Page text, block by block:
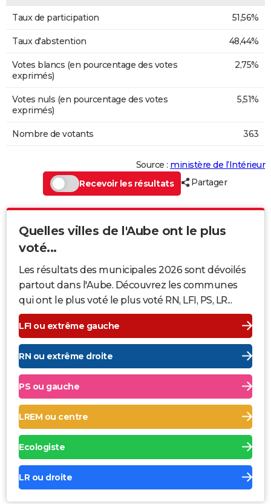
Taux de participation 51,56%
Taux d'abstention 48,44%
Votes blancs (en pourcentage des votes
exprimés)
2,75%
Votes nuls (en pourcentage des votes
exprimés)
5,51%
Nombre de votants 363
Source : ministère de l’Intérieur
Recevoir les résultats
Partager
Quelles villes de l'Aube ont le plus
voté...
Les résultats des municipales 2026 sont dévoilés
partout dans l'Aube. Découvrez les communes
qui ont le plus voté le plus voté RN, LFI, PS, LR...
LFI ou extrême gauche
RN ou extrême droite
PS ou gauche
LREM ou centre
Ecologiste
LR ou droite